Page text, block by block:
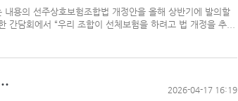
용의 선주상호보험조합법 개정안을 올해 상반기에 발의할
담회에서 “우리 조합이 선체보험을 하려고 법 개정을 추...
2026-04-17 16:19